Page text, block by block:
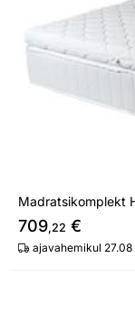
Madratsikomplekt
709,22 €
ajavahemikul
Vedrumadrats